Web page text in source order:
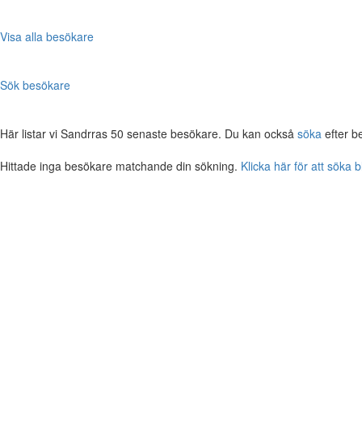
Visa alla besökare
Sök besökare
Här listar vi Sandrras 50 senaste besökare. Du kan också söka efter
Hittade inga besökare matchande din sökning. Klicka här för att söka